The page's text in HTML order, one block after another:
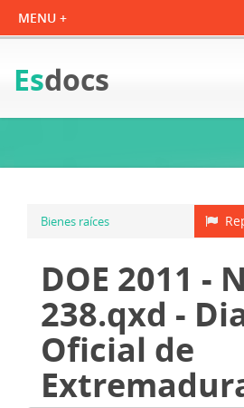
Esdocs
Bienes raíces
DOE 2011 -
238.qxd -
Oficial de